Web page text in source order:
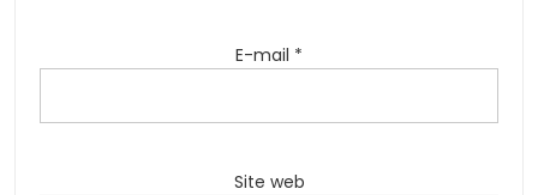
E-mail *
Site web